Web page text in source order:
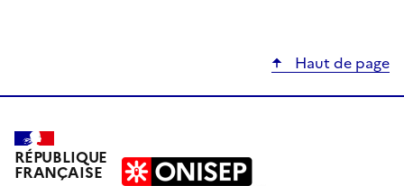
Haut de page
RÉPUBLIQUE
FRANÇAISE